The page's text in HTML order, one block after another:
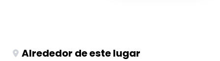
Alrededor de este lugar